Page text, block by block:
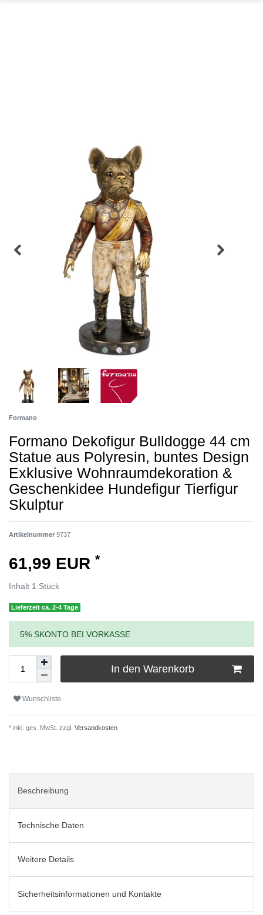
Formano
Formano Dekofigur Bulldogge 44 cm
Statue aus Polyresin, buntes Design
Exklusive Wohnraumdekoration &
Geschenkidee Hundefigur Tierfigur
Skulptur
Artikelnummer 9737
61,99 EUR *
Inhalt 1 Stück
Lieferzeit ca. 2-4 Tage
5% SKONTO BEI VORKASSE
In den Warenkorb
Wunschliste
* inkl. ges. MwSt. zzgl. Versandkosten
Beschreibung
Technische Daten
Weitere Details
Sicherheitsinformationen und Kontakte